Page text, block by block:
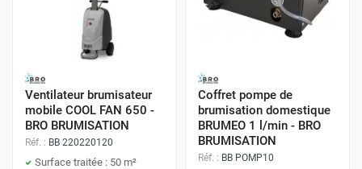
Ventilateur brumisateur
mobile COOL FAN 650 -
BRO BRUMISATION
Réf. : BB 220220120
Surface traitée : 50 m²
Coffret pompe de
brumisation domestique
BRUMEO 1 l/min - BRO
BRUMISATION
Réf. : BB POMP10